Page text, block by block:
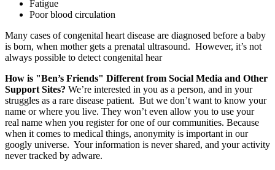
Fatigue
Poor blood circulation
Many cases of congenital heart disease are diagnosed before a baby
is born, when mother gets a prenatal ultrasound. However, it’s not
always possible to detect congenital hear
How is "Ben’s Friends" Different from Social Media and Other
Support Sites? We’re interested in you as a person, and in your
struggles as a rare disease patient. But we don’t want to know your
name or where you live. They won’t even allow you to use your
real name when you register for one of our communities. Because
when it comes to medical things, anonymity is important in our
googly universe. Your information is never shared, and your activity
never tracked by adware.